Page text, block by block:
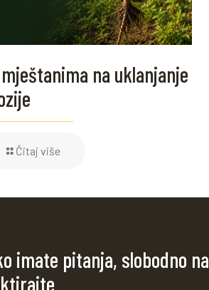
na uklanjanje
Čitaj više
imate pitanja, slobodno